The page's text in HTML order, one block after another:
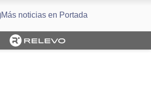
Más noticias en Portada